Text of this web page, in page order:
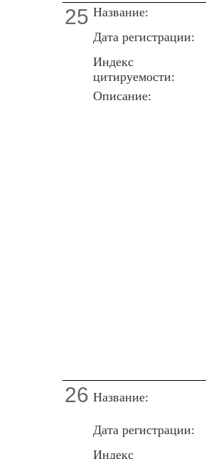
25 Название:
Дата регистрации:
Индекс
цитируемости:
Описание:
26 Название:
Дата регистрации:
Индекс